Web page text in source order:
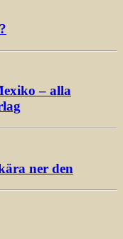
– alla
ner den